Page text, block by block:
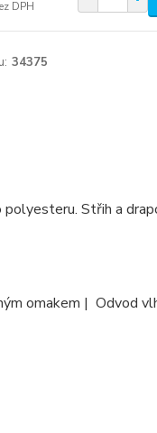
DPH
34375
Střih a
omakem | Odvod